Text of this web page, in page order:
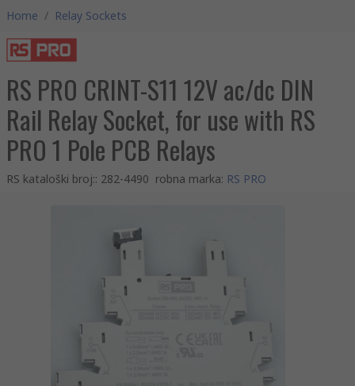
Home / Relay Sockets
RS PRO CRINT-S11 12V ac/dc DIN
Rail Relay Socket, for use with RS
PRO 1 Pole PCB Relays
RS kataloški broj:: 282-4490 robna marka: RS PRO